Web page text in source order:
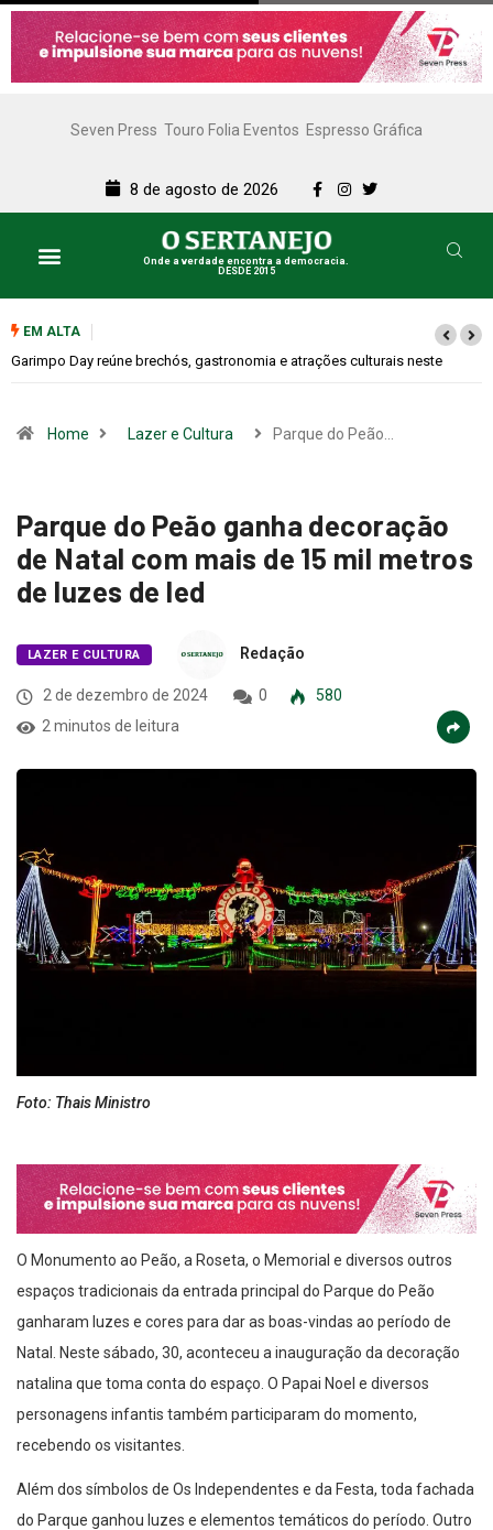
Seven Press Touro Folia Eventos Espresso Gráfica
8 de agosto de 2026
Onde a verdade encontra a democracia.
DESDE 2015
EM ALTA
Bugonia transforma paranoia e conspiração em um suspense
Home Lazer e Cultura Parque do Peão…
Parque do Peão ganha decoração
de Natal com mais de 15 mil metros
de luzes de led
LAZER E CULTURA Redação
2 de dezembro de 2024 0
580
2 minutos de leitura
Foto: Thais Ministro
O Monumento ao Peão, a Roseta, o Memorial e diversos outros
espaços tradicionais da entrada principal do Parque do Peão
ganharam luzes e cores para dar as boas-vindas ao período de
Natal. Neste sábado, 30, aconteceu a inauguração da decoração
natalina que toma conta do espaço. O Papai Noel e diversos
personagens infantis também participaram do momento,
recebendo os visitantes.
Além dos símbolos de Os Independentes e da Festa, toda fachada
do Parque ganhou luzes e elementos temáticos do período. Outro